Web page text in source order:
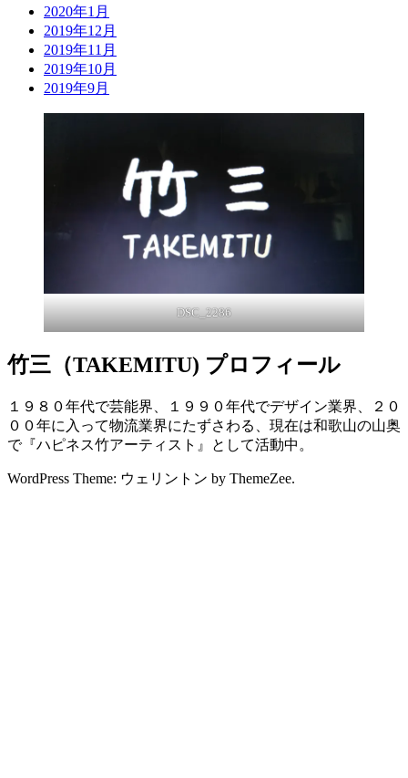
2020年1月
2019年12月
2019年11月
2019年10月
2019年9月
DSC_2286
竹三（TAKEMITU) プロフィール
１９８０年代で芸能界、１９９０年代でデザイン業界、２０
００年に入って物流業界にたずさわる、現在は和歌山の山奥
で『ハピネス竹アーティスト』として活動中。
WordPress Theme: ウェリントン by ThemeZee.